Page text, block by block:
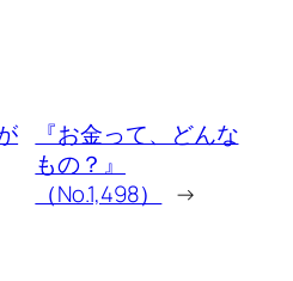
『お金って、どんな
もの？』
（No.1,498）
→